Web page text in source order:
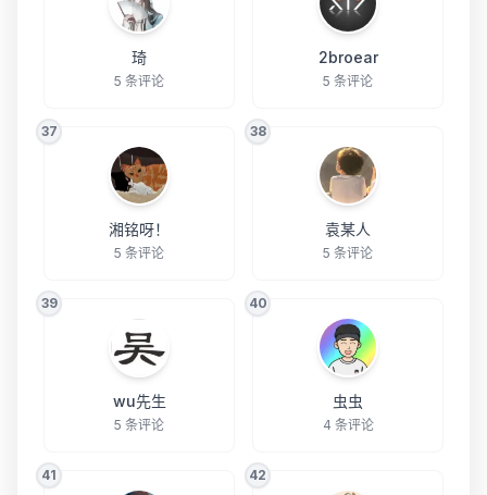
琦
5 条评论
2broear
5 条评论
37
湘铭呀！
5 条评论
38
袁某人
5 条评论
39
wu先生
5 条评论
40
虫虫
4 条评论
41 42